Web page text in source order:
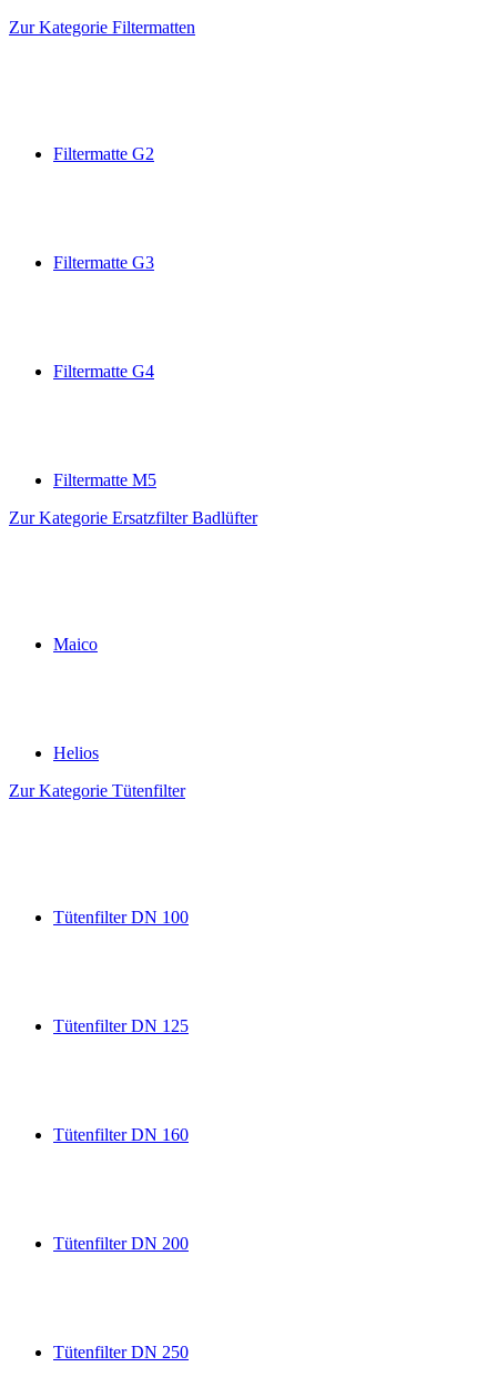
Zur Kategorie Filtermatten
Filtermatte G2
Filtermatte G3
Filtermatte G4
Filtermatte M5
Zur Kategorie Ersatzfilter Badlüfter
Maico
Helios
Zur Kategorie Tütenfilter
Tütenfilter DN 100
Tütenfilter DN 125
Tütenfilter DN 160
Tütenfilter DN 200
Tütenfilter DN 250